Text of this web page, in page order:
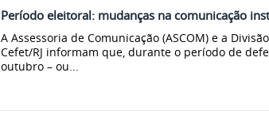
Período eleitoral: mudanças na comunicação
A Assessoria de Comunicação (ASCOM) e a
Cefet/RJ informam que, durante o período de
outubro – ou...